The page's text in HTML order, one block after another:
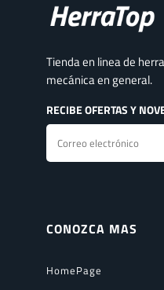
Tienda en linea de
mecánica en general.
RECIBE OFERTAS Y
CONOZCA MAS
HomePage